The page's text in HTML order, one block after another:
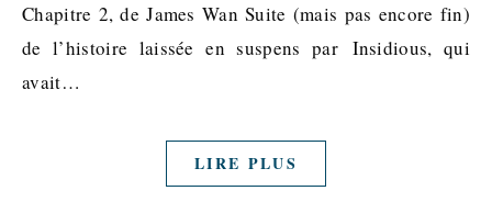
Chapitre 2, de James Wan Suite (mais pas encore fin)
de l’histoire laissée en suspens par Insidious, qui
avait…
LIRE PLUS